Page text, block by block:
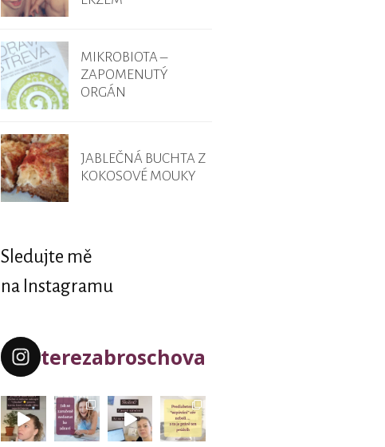
MIKROBIOTA –
ZAPOMENUTÝ
ORGÁN
JABLEČNÁ BUCHTA Z
KOKOSOVÉ MOUKY
Sledujte mě
na Instagramu
terezabroschova